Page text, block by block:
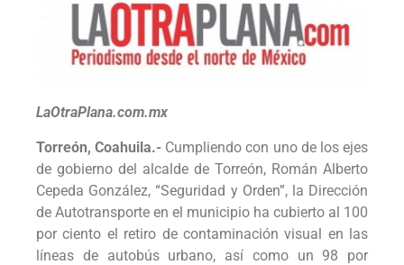
LaOtraPlana.com.mx
Torreón, Coahuila.- Cumpliendo con uno de los ejes
de gobierno del alcalde de Torreón, Román Alberto
Cepeda González, “Seguridad y Orden”, la Dirección
de Autotransporte en el municipio ha cubierto al 100
por ciento el retiro de contaminación visual en las
líneas de autobús urbano, así como un 98 por